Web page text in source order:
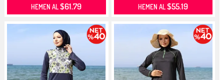
HEMEN AL$61.79 HEMEN AL$55.19